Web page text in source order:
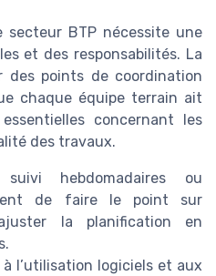
BTP nécessite une
et des responsabilités. La
des points de coordination
chaque équipe terrain ait
concernant les
des travaux.
hebdomadaires ou
de faire le point sur
la planification en
l’utilisation logiciels et aux